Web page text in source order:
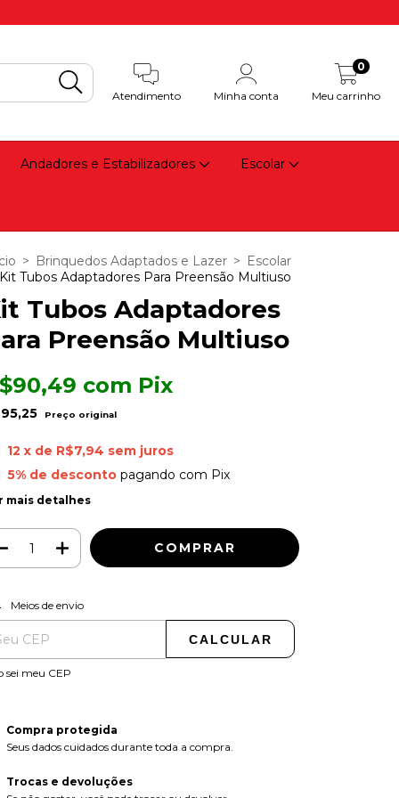
Atendimento Minha conta Meu carrinho
0
Andadores e Estabilizadores Escolar
> Brinquedos Adaptados e Lazer > Escolar
Kit Tubos Adaptadores Para Preensão Multiuso
Tubos Adaptadores
Preensão Multiuso
com Pix
12 x de R$7,94 sem juros
5% de descontopagando com Pix
mais detalhes
para o CEP:
Meios de envio
CALCULAR
sei meu CEP
Compra protegida
Seus dados cuidados durante toda a compra.
Trocas e devoluções